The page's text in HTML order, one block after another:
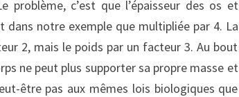
problème, c’est que l’épaisseur des os et
dans notre exemple que multipliée par 4. La
2, mais le poids par un facteur 3. Au bout
ne peut plus supporter sa propre masse et
être pas aux mêmes lois biologiques que